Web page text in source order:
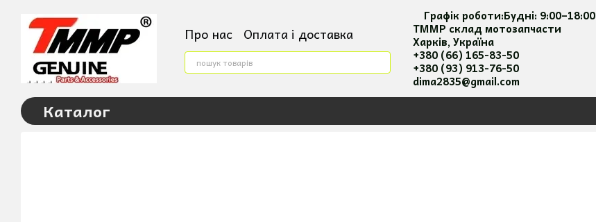
Про нас Оплата і доставка
Контактна інформація
Условия повернення та оплати
Угода користувача
Графік роботи:Будні: 9:00–18:00
ТММР склад мотозапчасти
Харків, Україна
+380 (66) 165-83-50
+380 (93) 913-76-50
dima2835@gmail.com
Каталог